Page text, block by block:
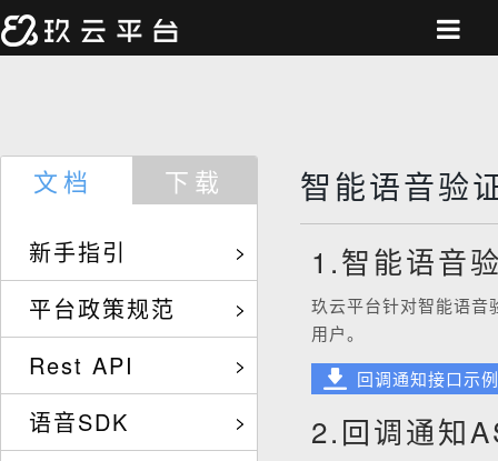
文档 下载
新手指引
平台政策规范
Rest API
语音SDK
智能语音验
1.智能语音
玖云平台针对智能语音
用户。
回调通知接口示
2.回调通知